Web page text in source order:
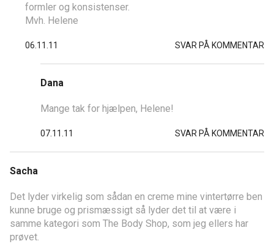
formler og konsistenser.
Mvh. Helene
06.11.11 SVAR PÅ KOMMENTAR
Dana
Mange tak for hjælpen, Helene!
07.11.11 SVAR PÅ KOMMENTAR
Sacha
Det lyder virkelig som sådan en creme mine vintertørre ben
kunne bruge og prismæssigt så lyder det til at være i
samme kategori som The Body Shop, som jeg ellers har
prøvet.